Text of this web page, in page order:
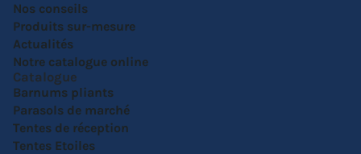
Nos conseils
Produits sur-mesure
Actualités
Notre catalogue online
Catalogue
Barnums pliants
Parasols de marché
Tentes de réception
Tentes Etoiles